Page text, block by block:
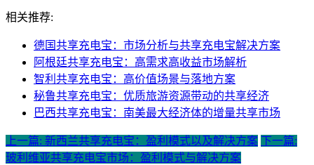
相关推荐:
德国共享充电宝：市场分析与共享充电宝解决方案
阿根廷共享充电宝：高需求高收益市场解析
智利共享充电宝：高价值场景与落地方案
秘鲁共享充电宝：优质旅游资源带动的共享经济
巴西共享充电宝：南美最大经济体的增量共享市场
上一篇: 新西兰共享充电宝：盈利模式以及解决方案 下一篇:
玻利维亚共享充电宝市场：盈利模式与解决方案